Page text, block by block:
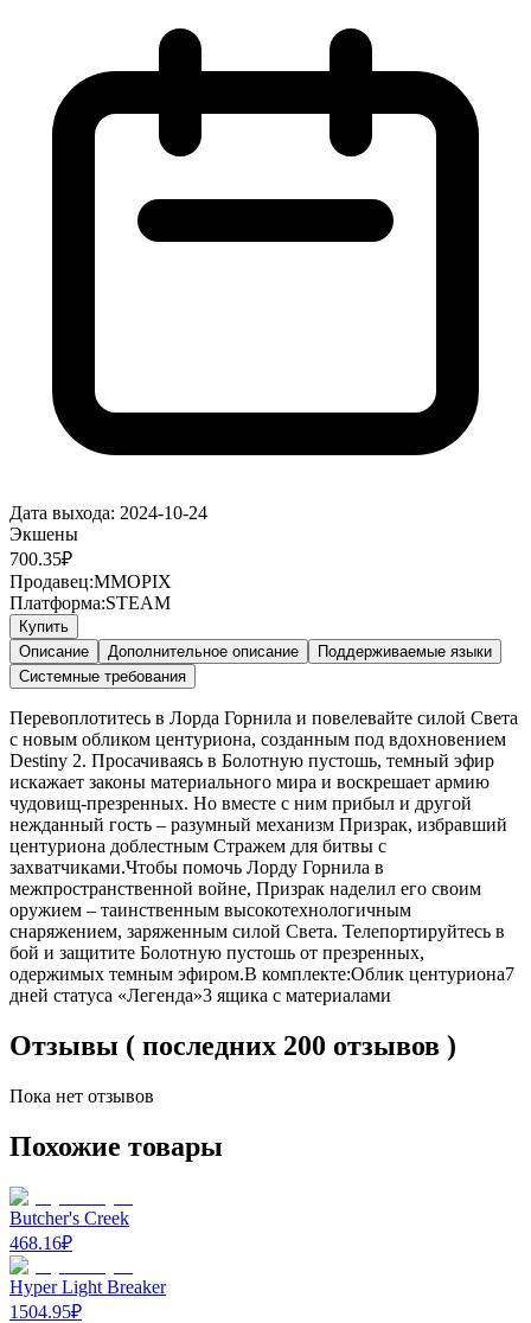
Дата выхода: 2024-10-24
Экшены
700.35₽
Продавец:MMOPIX
Платформа:STEAM
Купить
Описание
Дополнительное описание
Поддерживаемые языки
Системные требования
Перевоплотитесь в Лорда Горнила и повелевайте силой Света
с новым обликом центуриона, созданным под вдохновением
Destiny 2. Просачиваясь в Болотную пустошь, темный эфир
искажает законы материального мира и воскрешает армию
чудовищ-презренных. Но вместе с ним прибыл и другой
нежданный гость – разумный механизм Призрак, избравший
центуриона доблестным Стражем для битвы с
захватчиками.Чтобы помочь Лорду Горнила в
межпространственной войне, Призрак наделил его своим
оружием – таинственным высокотехнологичным
снаряжением, заряженным силой Света. Телепортируйтесь в
бой и защитите Болотную пустошь от презренных,
одержимых темным эфиром.В комплекте:Облик центуриона7
дней статуса «Легенда»3 ящика с материалами
Отзывы ( последних 200 отзывов )
Пока нет отзывов
Похожие товары
Butcher's Creek
468.16₽
Hyper Light Breaker
1504.95₽